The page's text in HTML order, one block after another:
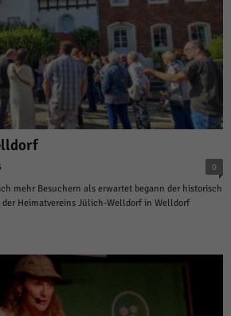
0
mehr Besuchern als erwartet begann der historisch
der Heimatvereins Jülich-Welldorf in Welldorf